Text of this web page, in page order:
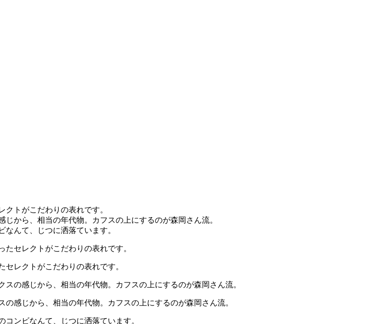
レクトがこだわりの表れです。
感じから、相当の年代物。カフスの上にするのが森岡さん流。